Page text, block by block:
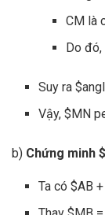
CM là
Do đó,
Suy ra
Vậy, $MN
b) Chứng minh
Ta có $AB